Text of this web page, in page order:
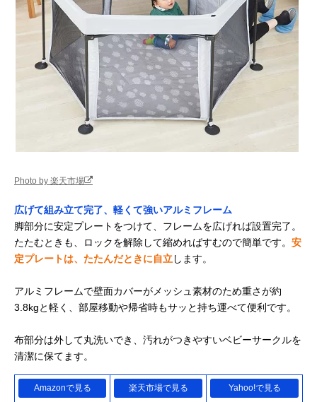
Photo by 楽天市場
広げて組み立て完了、軽くて強いアルミフレーム
脚部分に安定プレートをつけて、フレームを広げれば設置完了。
たたむときも、ロックを解除して縮めればすむので簡単です。 安
定プレートは、たたんだときに自立します。
アルミフレームで壁面カバーがメッシュ素材のため重さが約
3.8kgと軽く、部屋移動や帰省時もサッと持ち運べて便利です。
布部分は外して丸洗いでき、汚れがつきやすいベビーサークルを
清潔に保てます。
Amazonで見る 楽天市場で見る Yahoo!で見る